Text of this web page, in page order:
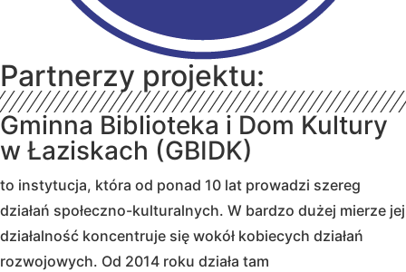
Partnerzy projektu:
Gminna Biblioteka i Dom Kultury
w Łaziskach (GBIDK)
to instytucja, która od ponad 10 lat prowadzi szereg
działań społeczno-kulturalnych. W bardzo dużej mierze jej
działalność koncentruje się wokół kobiecych działań
rozwojowych. Od 2014 roku działa tam